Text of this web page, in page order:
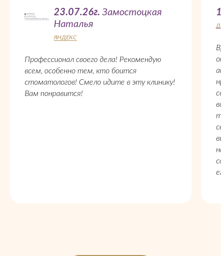
23.07.26г. Замостоцкая
Наталья
ЯНДЕКС
Профессионал своего дела! Рекомендую
всем, особенно тем, кто боится
стоматологов! Смело идите в эту клинику!
Вам понравится!